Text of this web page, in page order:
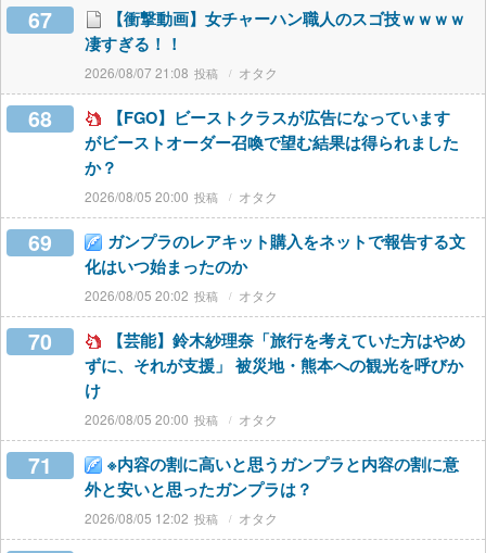
67
【衝撃動画】女チャーハン職人のスゴ技ｗｗｗｗ
凄すぎる！！
2026/08/07 21:08 オタク
68
【FGO】ビーストクラスが広告になっています
がビーストオーダー召喚で望む結果は得られました
か？
2026/08/05 20:00 オタク
69
ガンプラのレアキット購入をネットで報告する文
化はいつ始まったのか
2026/08/05 20:02 オタク
70
【芸能】鈴木紗理奈「旅行を考えていた方はやめ
ずに、それが支援」 被災地・熊本への観光を呼びか
け
2026/08/05 20:00 オタク
71
※内容の割に高いと思うガンプラと内容の割に意
外と安いと思ったガンプラは？
2026/08/05 12:02 オタク